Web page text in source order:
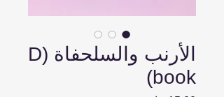
الأرنب والسلحفاة (D
book)